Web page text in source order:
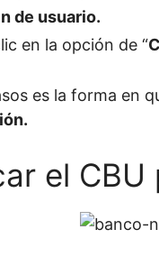
de usuario.
en la opción de “
es la forma en
el